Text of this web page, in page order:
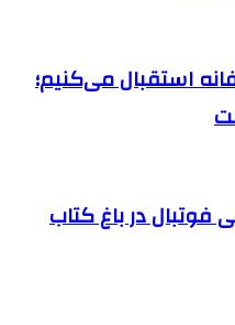
استقبال می‌کنیم؛
فوتبال در باغ کتاب